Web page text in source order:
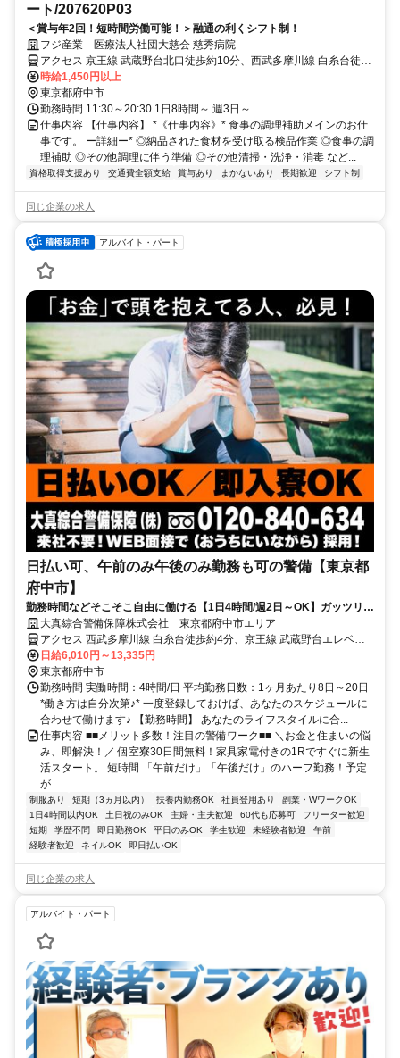
ート/207620P03
＜賞与年2回！短時間労働可能！＞融通の利くシフト制！
フジ産業 医療法人社団大慈会 慈秀病院
アクセス 京王線 武蔵野台北口徒歩約10分、西武多摩川線 白糸台徒歩
約10分、京王線 飛田給北口徒歩約14分
時給1,450円以上
東京都府中市
勤務時間 11:30～20:30 1日8時間～ 週3日～
仕事内容 【仕事内容】 *《仕事内容》* 食事の調理補助メインのお仕
事です。 ー詳細ー* ◎納品された食材を受け取る検品作業 ◎食事の調
理補助 ◎その他調理に伴う準備 ◎その他清掃・洗浄・消毒 など...
資格取得支援あり 交通費全額支給 賞与あり まかないあり 長期歓迎 シフト制
同じ企業の求人
アルバイト・パート
日払い可、午前のみ午後のみ勤務も可の警備【東京都
府中市】
勤務時間などそこそこ自由に働ける【1日4時間/週2日～OK】ガッツリ稼
ぎたい方は8時間勤務もOK★
大真綜合警備保障株式会社 東京都府中市エリア
アクセス 西武多摩川線 白糸台徒歩約4分、京王線 武蔵野台エレベー
タ出入口徒歩約6分、西武多摩川線 多磨西口徒歩約15分 東京都府中
市エリア(北府中駅、競艇場前駅、是政駅、白糸台駅、多磨駅、多磨
霊園駅、中河原駅)
日給6,010円～13,335円
東京都府中市
勤務時間 実働時間：4時間/日 平均勤務日数：1ヶ月あたり8日～20日
*働き方は自分次第♪* 一度登録しておけば、あなたのスケジュールに
合わせて働けます♪ 【勤務時間】 あなたのライフスタイルに合...
仕事内容 ■■メリット多数！注目の警備ワーク■■ ＼お金と住まいの悩
み、即解決！／ 個室寮30日間無料！家具家電付きの1Rですぐに新生
活スタート。 短時間 「午前だけ」「午後だけ」のハーフ勤務！予定
が...
制服あり 短期（3ヵ月以内） 扶養内勤務OK 社員登用あり
副業・WワークOK
1日4時間以内OK
土日祝のみOK 主婦・主夫歓迎 60代も応募可
フリーター歓迎
短期
学歴不問 即日勤務OK 平日のみOK 学生歓迎 未経験者歓迎
午前
経験者歓迎
ネイルOK 即日払いOK
同じ企業の求人
アルバイト・パート